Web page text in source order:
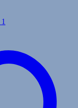
1